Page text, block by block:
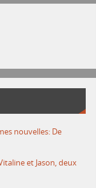
nouvelles: De
et Jason, deux